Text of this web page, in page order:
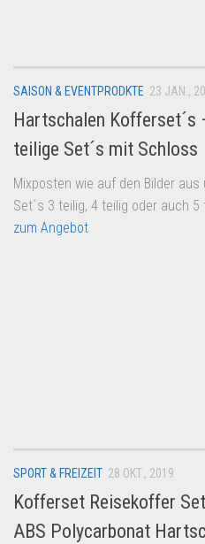
Amazon
Aldi
Lidl
Kostenlos verkaufen
Anmelden
SAISON & EVENTPRODKTE 23 JAN.,
Hartschalen Kofferset´s
teilige Set´s mit Schloss
Mixposten wie auf den Bilder
Set´s 3 teilig, 4 teilig oder auch
zum Angebot
SPORT & FREIZEIT 28 OKT., 2019
Kofferset Reisekoffer
ABS Polycarbonat